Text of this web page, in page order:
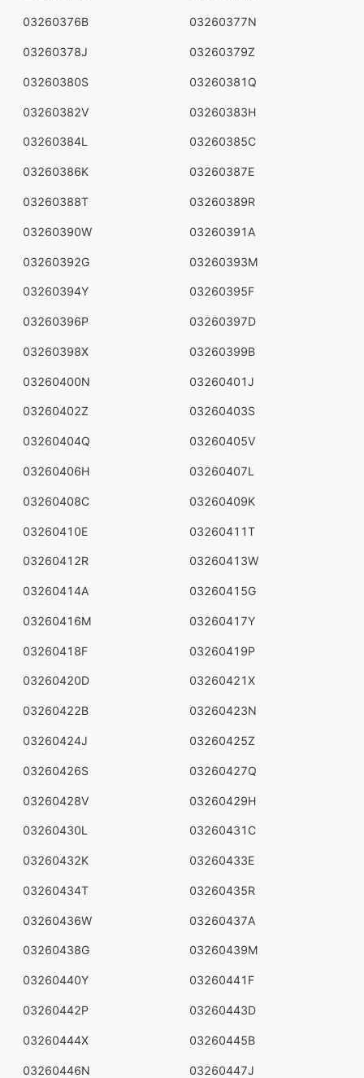
03260376B 03260377N
03260378J 03260379Z
03260380S 03260381Q
03260382V 03260383H
03260384L 03260385C
03260386K 03260387E
03260388T 03260389R
03260390W 03260391A
03260392G 03260393M
03260394Y 03260395F
03260396P 03260397D
03260398X 03260399B
03260400N 03260401J
03260402Z 03260403S
03260404Q 03260405V
03260406H 03260407L
03260408C 03260409K
03260410E 03260411T
03260412R 03260413W
03260414A 03260415G
03260416M 03260417Y
03260418F 03260419P
03260420D 03260421X
03260422B 03260423N
03260424J 03260425Z
03260426S 03260427Q
03260428V 03260429H
03260430L 03260431C
03260432K 03260433E
03260434T 03260435R
03260436W 03260437A
03260438G 03260439M
03260440Y 03260441F
03260442P 03260443D
03260444X 03260445B
03260446N 03260447J